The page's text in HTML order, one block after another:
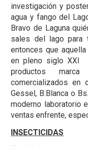
investigación y
agua y fango del
Bravo de Laguna
sales del lago para
entonces que
en pleno siglo XXI
productos
comercializados
Gessel, B.Blanca o
moderno laboratorio
ventas enfrente,
INSECTICIDAS